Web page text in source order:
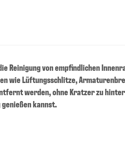
Reinigung von empfindlichen
wie Lüftungsschlitze,
werden, ohne Kratzer zu
kannst.